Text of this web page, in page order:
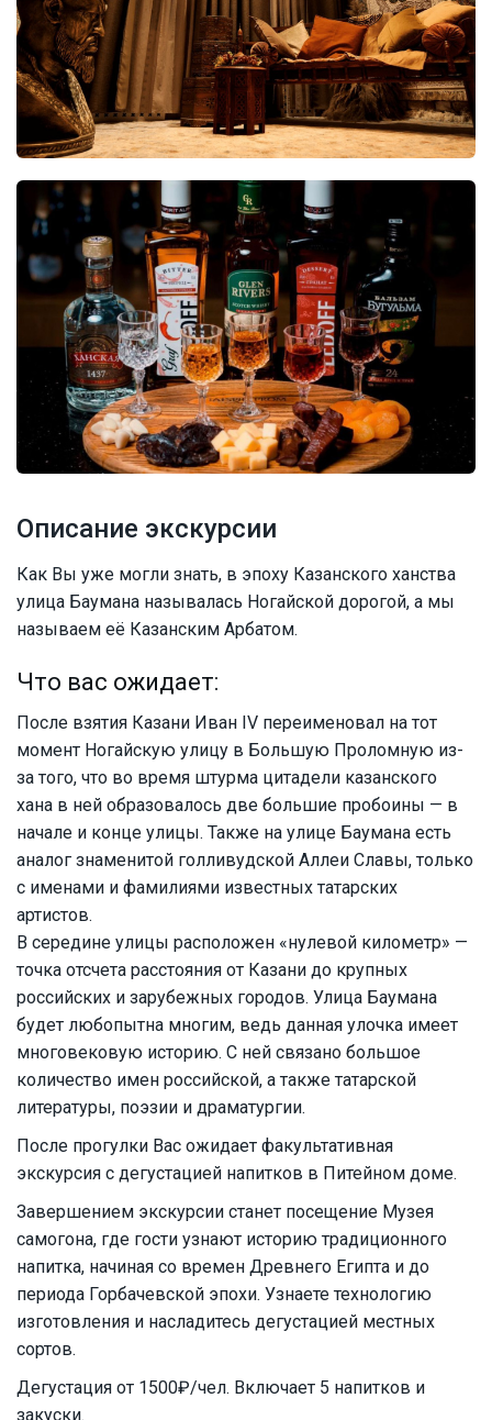
Описание экскурсии
Как Вы уже могли знать, в эпоху Казанского ханства
улица Баумана называлась Ногайской дорогой, а мы
называем её Казанским Арбатом.
Что вас ожидает:
После взятия Казани Иван IV переименовал на тот
момент Ногайскую улицу в Большую Проломную из-
за того, что во время штурма цитадели казанского
хана в ней образовалось две большие пробоины — в
начале и конце улицы. Также на улице Баумана есть
аналог знаменитой голливудской Аллеи Славы, только
с именами и фамилиями известных татарских
артистов.
В середине улицы расположен «нулевой километр» —
точка отсчета расстояния от Казани до крупных
российских и зарубежных городов. Улица Баумана
будет любопытна многим, ведь данная улочка имеет
многовековую историю. С ней связано большое
количество имен российской, а также татарской
литературы, поэзии и драматургии.
После прогулки Вас ожидает факультативная
экскурсия с дегустацией напитков в Питейном доме.
Завершением экскурсии станет посещение Музея
самогона, где гости узнают историю традиционного
напитка, начиная со времен Древнего Египта и до
периода Горбачевской эпохи. Узнаете технологию
изготовления и насладитесь дегустацией местных
сортов.
Дегустация от 1500₽/чел. Включает 5 напитков и
закуски.